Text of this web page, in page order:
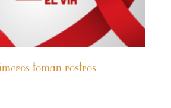
toman rostros